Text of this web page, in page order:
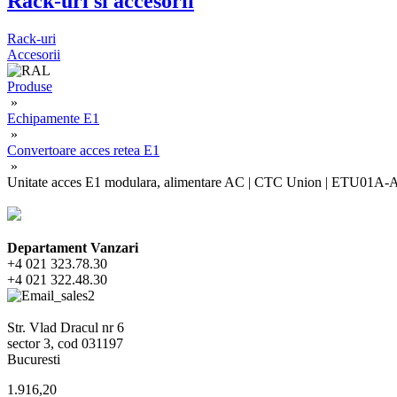
Rack-uri
Accesorii
Produse
»
Echipamente E1
»
Convertoare acces retea E1
»
Unitate acces E1 modulara, alimentare AC | CTC Union | ETU01A-
Departament Vanzari
+4 021 323.78.30
+4 021 322.48.30
Str. Vlad Dracul nr 6
sector 3, cod 031197
Bucuresti
1.916,20